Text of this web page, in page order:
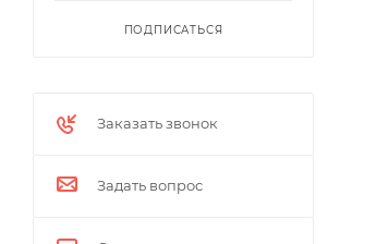
ПОДПИСАТЬСЯ
Заказать звонок
Задать вопрос